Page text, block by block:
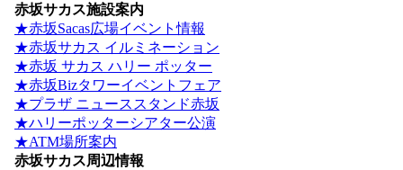
赤坂サカス施設案内
★赤坂Sacas広場イベント情報
★赤坂サカス イルミネーション
★赤坂 サカス ハリー ポッター
★赤坂Bizタワーイベントフェア
★プラザ ニューススタンド赤坂
★ハリーポッターシアター公演
★ATM場所案内
赤坂サカス周辺情報